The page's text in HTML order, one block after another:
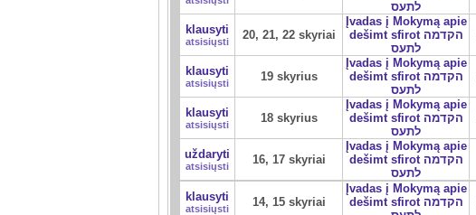
לתעס
klausyti
atsisiųsti 20, 21, 22 skyriai
Įvadas į Mokymą apie
dešimt sfirot הקדמה
לתעס
klausyti
atsisiųsti 19 skyrius
Įvadas į Mokymą apie
dešimt sfirot הקדמה
לתעס
klausyti
atsisiųsti 18 skyrius
Įvadas į Mokymą apie
dešimt sfirot הקדמה
לתעס
uždaryti
atsisiųsti 16, 17 skyriai
Įvadas į Mokymą apie
dešimt sfirot הקדמה
לתעס
klausyti
atsisiųsti 14, 15 skyriai
Įvadas į Mokymą apie
dešimt sfirot הקדמה